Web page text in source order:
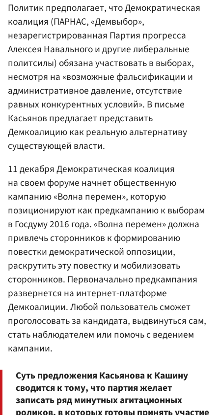
Политик предполагает, что Демократическая
коалиция (ПАРНАС, «Демвыбор»,
незарегистрированная Партия прогресса
Алексея Навальногои другие либеральные
политсилы) обязана участвовать в выборах,
несмотря на «возможные фальсификации и
административное давление, отсутствие
равных конкурентных условий». В письме
Касьянов предлагает представить
Демкоалицию как реальную альтернативу
существующей власти.
11 декабря Демократическая коалиция
на своем форуме начнет общественную
кампанию «Волна перемен», которую
позиционируют как предкампанию к выборам
в Госдуму 2016 года. «Волна перемен» должна
привлечь сторонников к формированию
повестки демократической оппозиции,
раскрутить эту повестку и мобилизовать
сторонников. Первоначально предкампания
развернется на интернет-платформе
Демкоалиции. Любой пользователь сможет
проголосовать за кандидата, выдвинуться сам,
стать наблюдателем или помочь с ведением
кампании.
Суть предложения Касьянова к Кашину
сводится к тому, что партия желает
записать ряд минутных агитационных